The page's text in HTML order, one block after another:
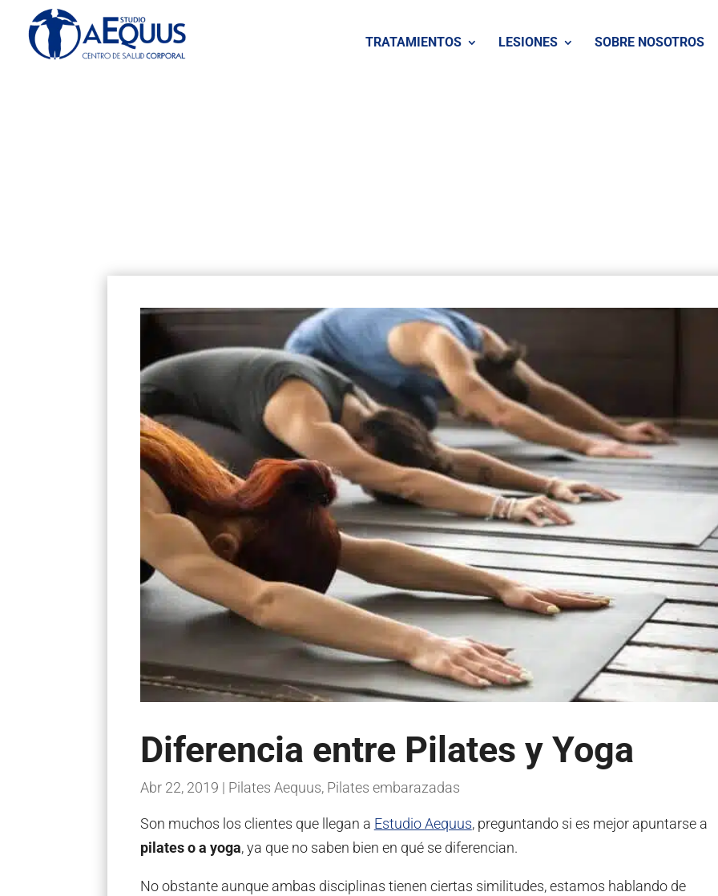
TRATAMIENTOS LESIONES SOBRE NOSOTROS
Diferencia entre Pilates y Yoga
Abr 22, 2019 | Pilates Aequus, Pilates embarazadas
Son muchos los clientes que llegan a Estudio Aequus, preguntando si es mejor apuntarse a
pilates o a yoga, ya que no saben bien en qué se diferencian.
No obstante aunque ambas disciplinas tienen ciertas similitudes, estamos hablando de